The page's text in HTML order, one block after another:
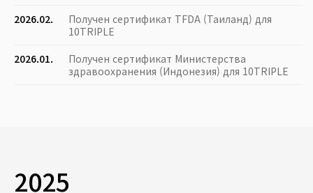
2026.02.
Получен сертификат TFDA (Таиланд) для
10TRIPLE
2026.01.
Получен сертификат Министерства
здравоохранения (Индонезия) для 10TRIPLE
2025